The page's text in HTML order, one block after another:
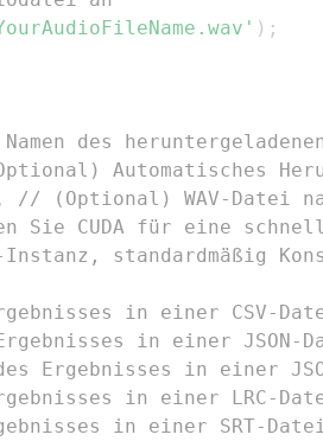
) ;
des
Automatisches
,
// (Optional) WAV-Datei
Sie CUDA für eine
standardmäßig
in einer CSV-
in einer JSON-
Ergebnisses in einer
in einer LRC-
in einer SRT-